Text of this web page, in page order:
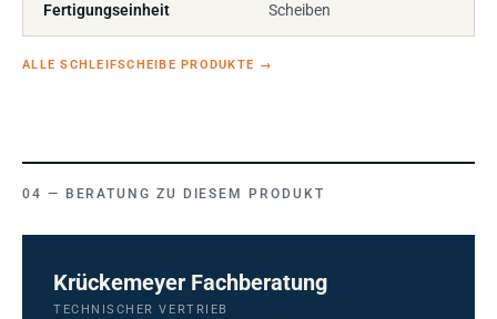
Fertigungseinheit Scheiben
ALLE SCHLEIFSCHEIBE PRODUKTE →
BERATUNG ZU DIESEM PRODUKT
Krückemeyer Fachberatung
TECHNISCHER VERTRIEB